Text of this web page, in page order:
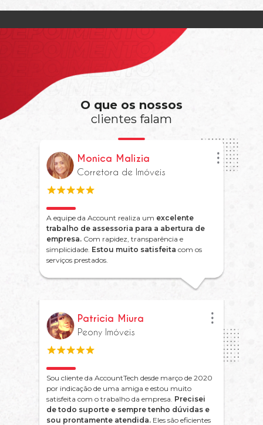
O que os nossos
clientes falam
Monica Malizia
Corretora de Imóveis
A equipe da Account realiza um excelente
trabalho de assessoria para a abertura de
empresa. Com rapidez, transparência e
simplicidade. Estou muito satisfeita com os
serviços prestados.
Patricia Miura
Peony Imóveis
Sou cliente da AccountTech desde março de 2020
por indicação de uma amiga e estou muito
satisfeita com o trabalho da empresa. Precisei
de todo suporte e sempre tenho dúvidas e
sou prontamente atendida. Eles são eficientes